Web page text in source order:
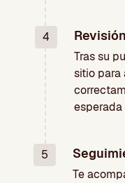
4
Tras su
sitio para
5
Te